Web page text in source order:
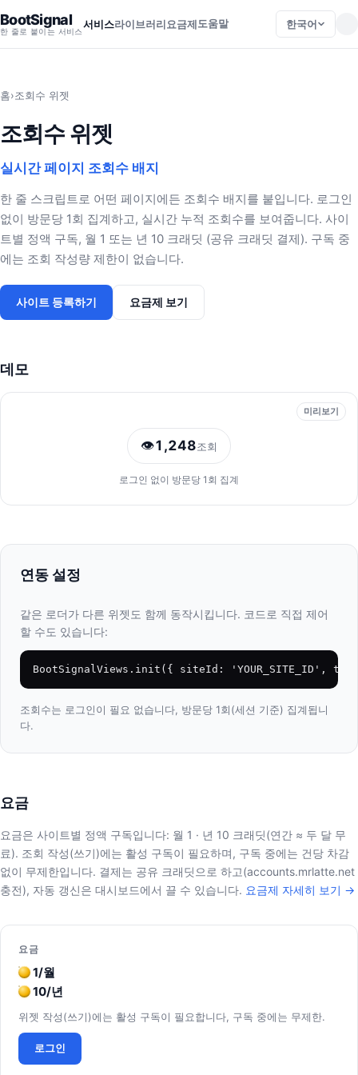
BootSignal
한 줄로 붙이는 서비스
서비스라이브러리요금제도움말 한국어
홈›조회수 위젯
조회수 위젯
실시간 페이지 조회수 배지
한 줄 스크립트로 어떤 페이지에든 조회수 배지를 붙입니다. 로그인
없이 방문당 1회 집계하고, 실시간 누적 조회수를 보여줍니다. 사이
트별 정액 구독, 월 1 또는 년 10 크래딧 (공유 크래딧 결제). 구독 중
에는 조회 작성량 제한이 없습니다.
사이트 등록하기 요금제 보기
데모
미리보기
👁1,248조회
로그인 없이 방문당 1회 집계
연동 설정
같은 로더가 다른 위젯도 함께 동작시킵니다. 코드로 직접 제어
할 수도 있습니다:
BootSignalViews.init({ siteId: 'YOUR_SITE_ID',
조회수는 로그인이 필요 없습니다, 방문당 1회(세션 기준) 집계됩니
다.
요금
요금은 사이트별 정액 구독입니다: 월 1 · 년 10 크래딧(연간 ≈ 두 달 무
료). 조회 작성(쓰기)에는 활성 구독이 필요하며, 구독 중에는 건당 차감
없이 무제한입니다. 결제는 공유 크래딧으로 하고(accounts.mrlatte.net
충전), 자동 갱신은 대시보드에서 끌 수 있습니다. 요금제 자세히 보기 →
요금
1/월
10/년
위젯 작성(쓰기)에는 활성 구독이 필요합니다, 구독 중에는 무제한.
로그인